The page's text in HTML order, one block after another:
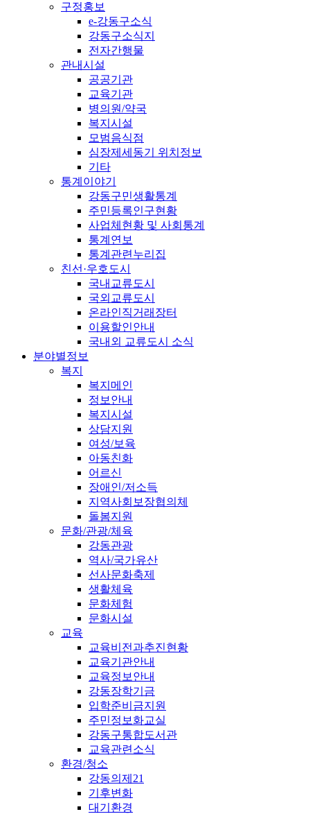
구정홍보
e-강동구소식
강동구소식지
전자간행물
관내시설
공공기관
교육기관
병의원/약국
복지시설
모범음식점
심장제세동기 위치정보
기타
통계이야기
강동구민생활통계
주민등록인구현황
사업체현황 및 사회통계
통계연보
통계관련누리집
친선·우호도시
국내교류도시
국외교류도시
온라인직거래장터
이용할인안내
국내외 교류도시 소식
분야별정보
복지
복지메인
정보안내
복지시설
상담지원
여성/보육
아동친화
어르신
장애인/저소득
지역사회보장협의체
돌봄지원
문화/관광/체육
강동관광
역사/국가유산
선사문화축제
생활체육
문화체험
문화시설
교육
교육비전과추진현황
교육기관안내
교육정보안내
강동장학기금
입학준비금지원
주민정보화교실
강동구통합도서관
교육관련소식
환경/청소
강동의제21
기후변화
대기환경